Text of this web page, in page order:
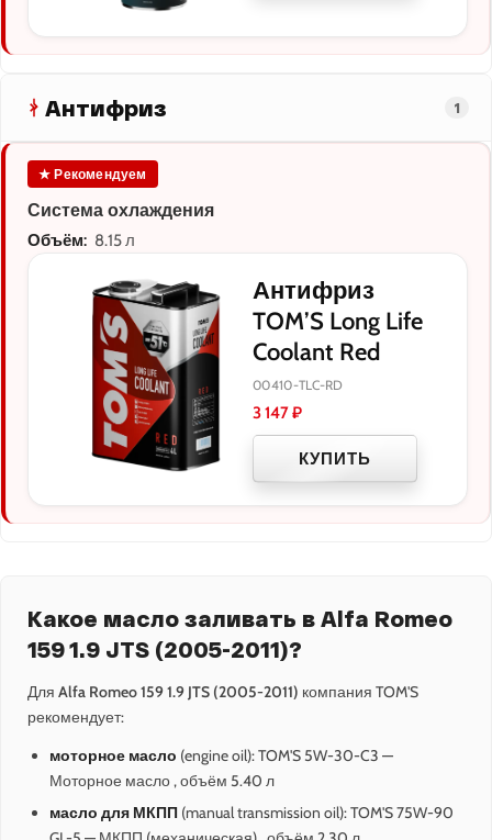
Антифриз 1
★ Рекомендуем
Система охлаждения
Объём: 8.15 л
Антифриз
TOM’S Long Life
Coolant Red
00410-TLC-RD
3 147₽
КУПИТЬ
Какое масло заливать в Alfa Romeo
159 1.9 JTS (2005-2011)?
Для Alfa Romeo 159 1.9 JTS (2005-2011) компания TOM'S
рекомендует:
моторное масло (engine oil): TOM'S 5W-30-C3 —
Моторное масло , объём 5.40 л
масло для МКПП (manual transmission oil): TOM'S 75W-90